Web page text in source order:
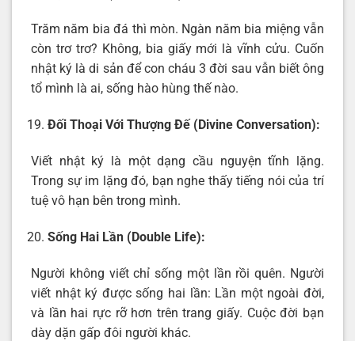
Trăm năm bia đá thì mòn. Ngàn năm bia miệng vẫn
còn trơ trơ? Không, bia giấy mới là vĩnh cửu. Cuốn
nhật ký là di sản để con cháu 3 đời sau vẫn biết ông
tổ mình là ai, sống hào hùng thế nào.
Đối Thoại Với Thượng Đế (Divine Conversation):
Viết nhật ký là một dạng cầu nguyện tĩnh lặng.
Trong sự im lặng đó, bạn nghe thấy tiếng nói của trí
tuệ vô hạn bên trong mình.
Sống Hai Lần (Double Life):
Người không viết chỉ sống một lần rồi quên. Người
viết nhật ký được sống hai lần: Lần một ngoài đời,
và lần hai rực rỡ hơn trên trang giấy. Cuộc đời bạn
dày dặn gấp đôi người khác.